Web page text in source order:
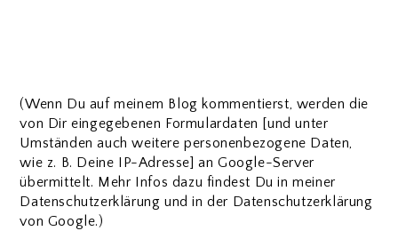
(Wenn Du auf meinem Blog kommentierst, werden die
von Dir eingegebenen Formulardaten [und unter
Umständen auch weitere personenbezogene Daten,
wie z. B. Deine IP-Adresse] an Google-Server
übermittelt. Mehr Infos dazu findest Du in meiner
Datenschutzerklärung und in der Datenschutzerklärung
von Google.)